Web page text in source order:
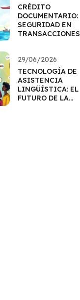
CRÉDITO
DOCUMENTARIO:
SEGURIDAD EN
TRANSACCIONES
29/06/2026
TECNOLOGÍA DE
ASISTENCIA
LINGÜÍSTICA: EL
FUTURO DE LA